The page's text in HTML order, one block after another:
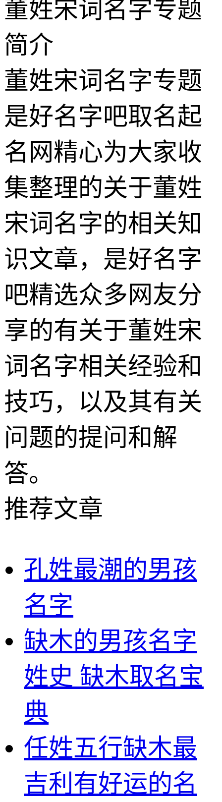
董姓宋词名字专题
简介
董姓宋词名字专题
是好名字吧取名起
名网精心为大家收
集整理的关于董姓
宋词名字的相关知
识文章，是好名字
吧精选众多网友分
享的有关于董姓宋
词名字相关经验和
技巧，以及其有关
问题的提问和解
答。
推荐文章
孔姓最潮的男孩
名字
缺木的男孩名字
姓史 缺木取名宝
典
任姓五行缺木最
吉利有好运的名